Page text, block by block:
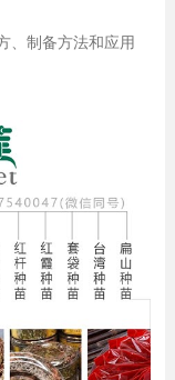
、制备方法和应用